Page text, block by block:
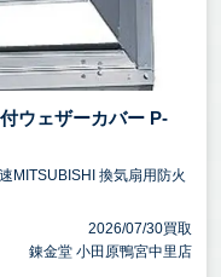
ウェザーカバー P-
MITSUBISHI 換気扇用防火
2026/07/30買取
錬金堂 小田原鴨宮中里店